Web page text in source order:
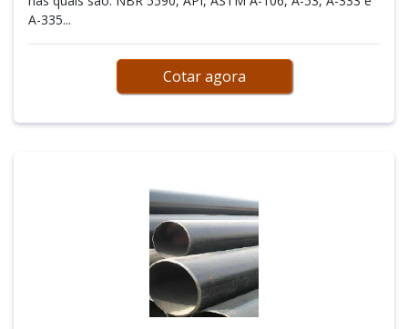
A-335...
Cotar agora